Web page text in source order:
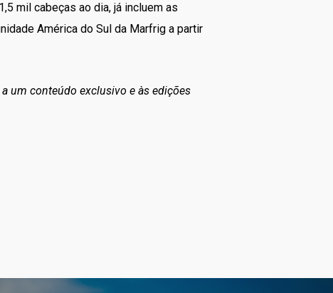
mil cabeças ao dia, já incluem as
América do Sul da Marfrig a partir
um conteúdo exclusivo e às edições